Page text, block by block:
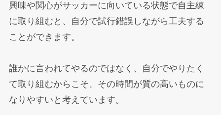
興味や関心がサッカーに向いている状態で自主練
に取り組むと、自分で試行錯誤しながら工夫する
ことができます。
誰かに言われてやるのではなく、自分でやりたく
て取り組むからこそ、その時間が質の高いものに
なりやすいと考えています。